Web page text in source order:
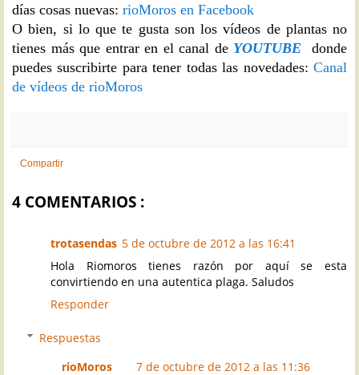
días cosas nuevas: rioMoros en Facebook
O bien, si lo que te gusta son los vídeos de plantas no
tienes más que entrar en el canal de YOUTUBE donde
puedes suscribirte para tener todas las novedades: Canal
de vídeos de rioMoros
Compartir
4 COMENTARIOS :
trotasendas 5 de octubre de 2012 a las 16:41
Hola Riomoros tienes razón por aquí se esta
convirtiendo en una autentica plaga. Saludos
Responder
Respuestas
rioMoros
7 de octubre de 2012 a las 11:36